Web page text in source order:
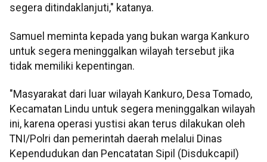
segera ditindaklanjuti," katanya.
Samuel meminta kepada yang bukan warga Kankuro
untuk segera meninggalkan wilayah tersebut jika
tidak memiliki kepentingan.
"Masyarakat dari luar wilayah Kankuro, Desa Tomado,
Kecamatan Lindu untuk segera meninggalkan wilayah
ini, karena operasi yustisi akan terus dilakukan oleh
TNI/Polri dan pemerintah daerah melalui Dinas
Kependudukan dan Pencatatan Sipil (Disdukcapil)